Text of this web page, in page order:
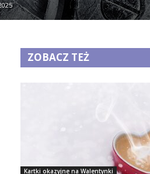
ZOBACZ TEŻ
Kartki okazyjne na Walentynki